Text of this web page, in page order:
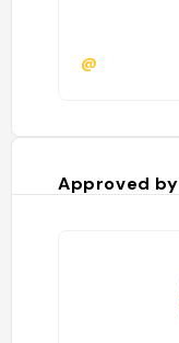
@
Approved by